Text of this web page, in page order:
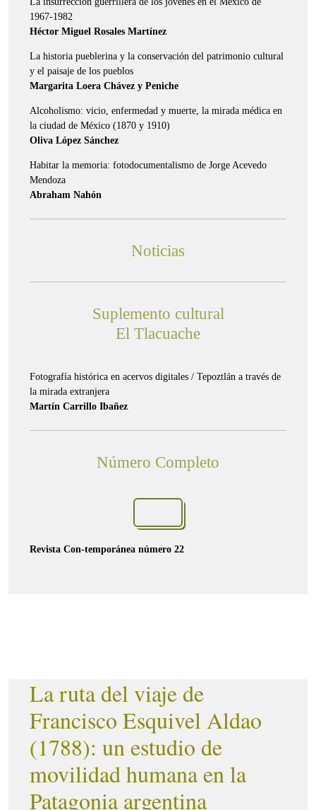
1967-1982
Héctor Miguel Rosales Martínez
La historia pueblerina y la conservación del patrimonio cultural
y el paisaje de los pueblos
Margarita Loera Chávez y Peniche
Alcoholismo: vicio, enfermedad y muerte, la mirada médica en
la ciudad de México (1870 y 1910)
Oliva López Sánchez
Habitar la memoria: fotodocumentalismo de Jorge Acevedo
Mendoza
Abraham Nahón
Noticias
Suplemento cultural
El Tlacuache
Fotografía histórica en acervos digitales / Tepoztlán a través de
la mirada extranjera
Martín Carrillo Ibañez
Número Completo
Revista Con-temporánea número 22
La ruta del viaje de
Francisco Esquivel Aldao
(1788): un estudio de
movilidad humana en la
Patagonia argentina